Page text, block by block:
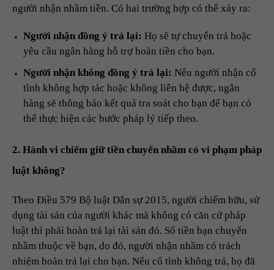
người nhận nhầm tiền. Có hai trường hợp có thể xảy ra:
Người nhận đồng ý trả lại: Họ sẽ tự chuyển trả hoặc
yêu cầu ngân hàng hỗ trợ hoàn tiền cho bạn.
Người nhận không đồng ý trả lại: Nếu người nhận cố
tình không hợp tác hoặc không liên hệ được, ngân
hàng sẽ thông báo kết quả tra soát cho bạn để bạn có
thể thực hiện các bước pháp lý tiếp theo.
2. Hành vi chiếm giữ tiền chuyển nhầm có vi phạm pháp
luật không?
Theo Điều 579 Bộ luật Dân sự 2015, người chiếm hữu, sử
dụng tài sản của người khác mà không có căn cứ pháp
luật thì phải hoàn trả lại tài sản đó. Số tiền bạn chuyển
nhầm thuộc về bạn, do đó, người nhận nhầm có trách
nhiệm hoàn trả lại cho bạn. Nếu cố tình không trả, họ đã